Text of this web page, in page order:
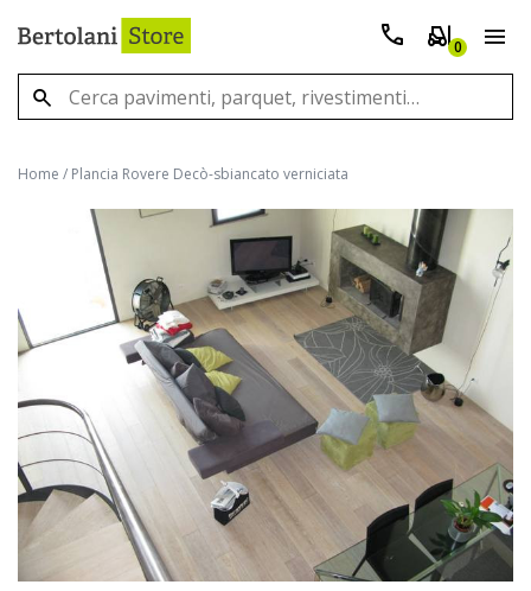
0
Home / Plancia Rovere Decò-sbiancato verniciata